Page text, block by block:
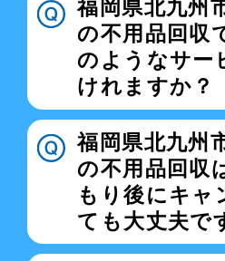
福岡県北九州
の不用品回収
のようなサー
けれますか？
福岡県北九州
の不用品回収
もり後にキャ
ても大丈夫で